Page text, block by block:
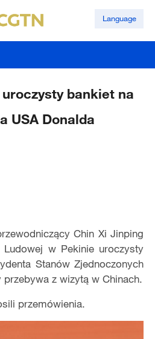
Language
uroczysty bankiet na
USA Donalda
Chin Xi Jinping
w Pekinie uroczysty
Stanów Zjednoczonych
z wizytą w Chinach.
przemówienia.